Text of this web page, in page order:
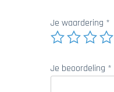
Je waardering *
Je beoordeling *